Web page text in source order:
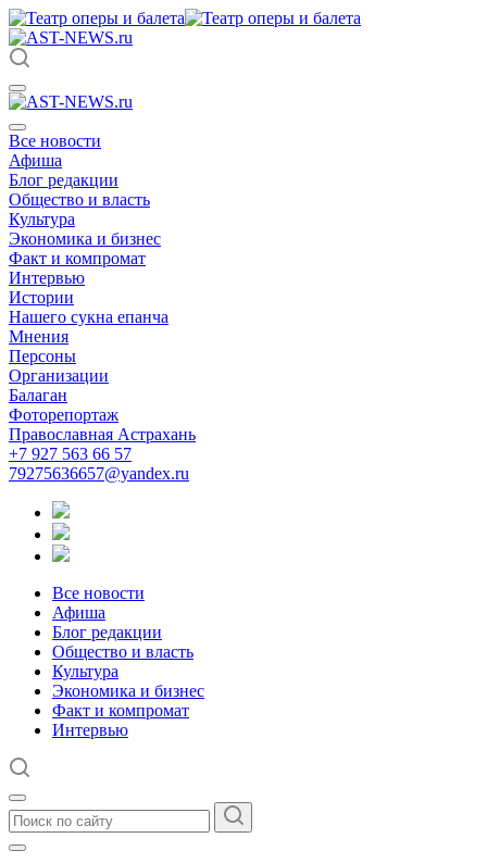
Все новости
Афиша
Блог редакции
Общество и власть
Культура
Экономика и бизнес
Факт и компромат
Интервью
Истории
Нашего сукна епанча
Мнения
Персоны
Организации
Балаган
Фоторепортаж
Православная Астрахань
+7 927 563 66 57
79275636657@yandex.ru
Все новости
Афиша
Блог редакции
Общество и власть
Культура
Экономика и бизнес
Факт и компромат
Интервью